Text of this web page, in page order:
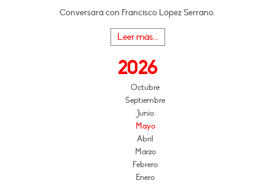
Conversará con Francisco López Serrano.
Leer más...
2026
Octubre
Septiembre
Junio
Mayo
Abril
Marzo
Febrero
Enero